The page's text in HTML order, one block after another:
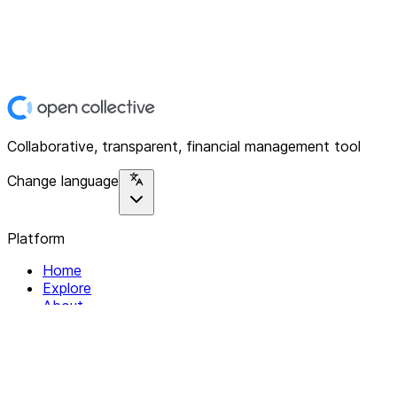
Collaborative, transparent, financial management tool
Change language
Platform
Home
Explore
About